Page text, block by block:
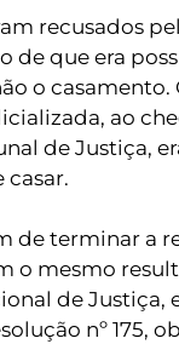
recusados
de que era
o casamento.
ao
de Justiça,
casar.
de terminar a
o mesmo
de Justiça,
nº 175,